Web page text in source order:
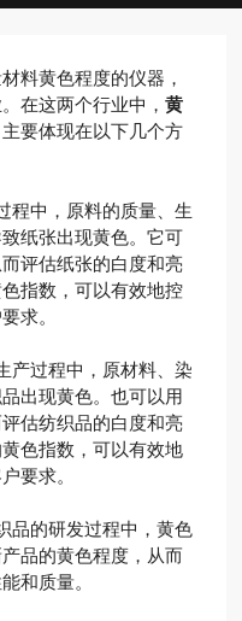
黄色程度的仪器，
在这两个行业中， 黄
要体现在以下几个方
中，原料的质量、生
纸张出现黄色。它可
评估纸张的白度和亮
指数，可以有效地控
求。
过程中，原材料、染
出现黄色。也可以用
估纺织品的白度和亮
色指数，可以有效地
要求。
的研发过程中，黄色
品的黄色程度，从而
和质量。